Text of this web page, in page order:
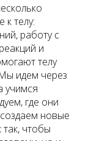
к телу:
работу с
и
телу
идем через
учимся
где они
новые
чтобы